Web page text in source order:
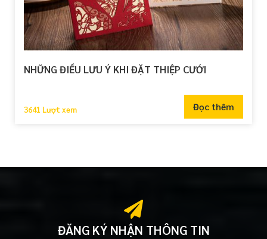
NHỮNG ĐIỀU LƯU Ý KHI ĐẶT THIỆP CƯỚI
3641 Lượt xem Đọc thêm
ĐĂNG KÝ NHẬN THÔNG TIN